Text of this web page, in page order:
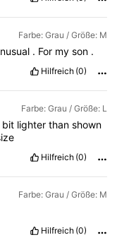
Farbe: Grau / Größe: M
. For myson .
Hilfreich (0)
Farbe: Grau / Größe: L
bit lighterthanshown
Hilfreich (0)
Farbe: Grau / Größe: M
Hilfreich (0)